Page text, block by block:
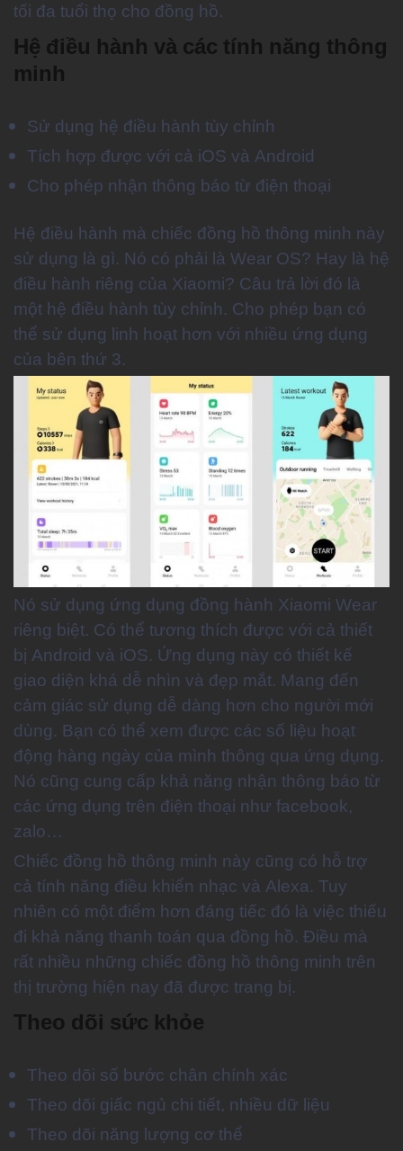
tối đa tuổi thọ cho đồng hồ.
Hệ điều hành và các tính năng thông
minh
Sử dụng hệ điều hành tùy chỉnh
Tích hợp được với cả iOS và Android
Cho phép nhận thông báo từ điện thoại
Hệ điều hành mà chiếc đồng hồ thông minh này
sử dụng là gì. Nó có phải là Wear OS? Hay là hệ
điều hành riêng của Xiaomi? Câu trả lời đó là
một hệ điều hành tùy chỉnh. Cho phép bạn có
thể sử dụng linh hoạt hơn với nhiều ứng dụng
của bên thứ 3.
Nó sử dụng ứng dụng đồng hành Xiaomi Wear
riêng biệt. Có thể tương thích được với cả thiết
bị Android và iOS. Ứng dụng này có thiết kế
giao diện khá dễ nhìn và đẹp mắt. Mang đến
cảm giác sử dụng dễ dàng hơn cho người mới
dùng. Bạn có thể xem được các số liệu hoạt
động hàng ngày của mình thông qua ứng dụng.
Nó cũng cung cấp khả năng nhận thông báo từ
các ứng dụng trên điện thoại như facebook,
zalo…
Chiếc đồng hồ thông minh này cũng có hỗ trợ
cả tính năng điều khiển nhạc và Alexa. Tuy
nhiên có một điểm hơn đáng tiếc đó là việc thiếu
đi khả năng thanh toán qua đồng hồ. Điều mà
rất nhiều những chiếc đồng hồ thông minh trên
thị trường hiện nay đã được trang bị.
Theo dõi sức khỏe
Theo dõi số bước chân chính xác
Theo dõi giấc ngủ chi tiết, nhiều dữ liệu
Theo dõi năng lượng cơ thể